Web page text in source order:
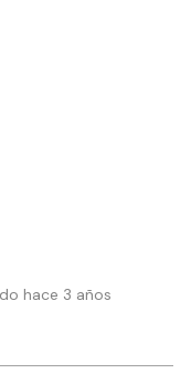
hace 3 años